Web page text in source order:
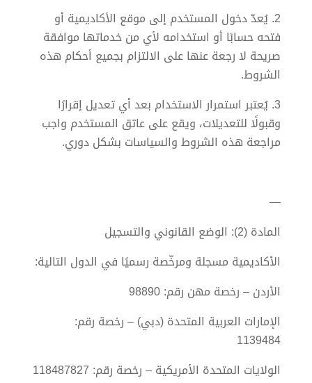
2. يُعدّ دخول المستخدم إلى موقع الأكاديمية أو
فتحه حسابًا أو استخدامه لأي من خدماتها موافقة
صريحة لا رجعة عنها على الالتزام بجميع أحكام هذه
الشروط.
3. يُعتبر استمرار الاستخدام بعد أي تعديل إقرارًا
وقبولًا للتعديلات، ويقع على عاتق المستخدم واجب
مراجعة هذه الشروط والسياسات بشكل دوري.
—
المادة (2): الوضع القانوني والتسجيل
الأكاديمية مسجلة ومرخّصة رسميًا في الدول التالية:
الأردن – رخصة مهن رقم: 98890
الإمارات العربية المتحدة (دبي) – رخصة رقم:
1139484
الولايات المتحدة الأمريكية – رخصة رقم: 118487827